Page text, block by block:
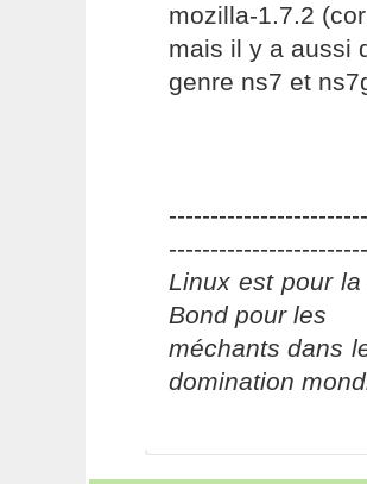
mozilla-1.7.2
mais il y a aussi
genre ns7 et
------------------------
Linux est pour
Bond pour les
méchants dans
domination